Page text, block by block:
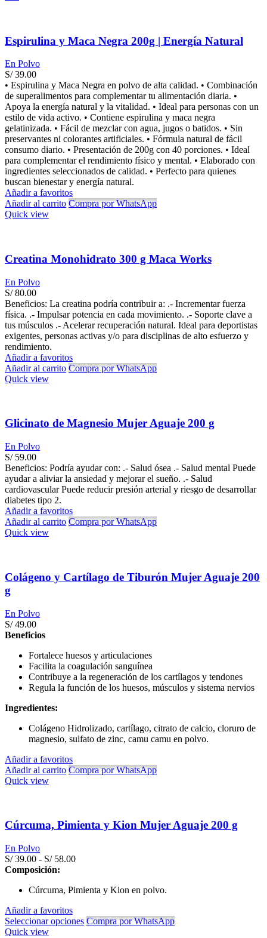
Espirulina y Maca Negra 200g | Energía Natural
En Polvo
S/39.00
• Espirulina y Maca Negra en polvo de alta calidad. • Combinación
de superalimentos para complementar tu alimentación diaria. •
Apoya la energía natural y la vitalidad. • Ideal para personas con un
estilo de vida activo. • Contiene espirulina y maca negra
gelatinizada. • Fácil de mezclar con agua, jugos o batidos. • Sin
preservantes ni colorantes artificiales. • Fórmula natural de fácil
consumo diario. • Presentación de 200g con 40 porciones. • Ideal
para complementar el rendimiento físico y mental. • Elaborado con
ingredientes seleccionados de calidad. • Perfecto para quienes
buscan bienestar y energía natural.
Añadir a favoritos
Añadir al carrito Compra por WhatsApp
Quick view
Creatina Monohidrato 300 g Maca Works
En Polvo
S/80.00
Beneficios: La creatina podría contribuir a: .- Incrementar fuerza
física. .- Impulsar potencia en cada movimiento. .- Soporte clave a
tus músculos .- Acelerar recuperación natural. Ideal para deportistas
exigentes, personas activas y/o para disciplinas de alto esfuerzo y
rendimiento.
Añadir a favoritos
Añadir al carrito Compra por WhatsApp
Quick view
Glicinato de Magnesio Mujer Aguaje 200 g
En Polvo
S/59.00
Beneficios: Podría ayudar con: .- Salud ósea .- Salud mental Puede
ayudar a aliviar la ansiedad y mejorar el sueño. .- Salud
cardiovascular Puede reducir presión arterial y riesgo de desarrollar
diabetes tipo 2.
Añadir a favoritos
Añadir al carrito Compra por WhatsApp
Quick view
Colágeno y Cartílago de Tiburón Mujer Aguaje 200
g
En Polvo
S/49.00
Beneficios
Fortalece huesos y articulaciones
Facilita la coagulación sanguínea
Contribuye a la regeneración de los cartílagos y tendones
Regula la función de los huesos, músculos y sistema nervios
Ingredientes:
Colágeno Hidrolizado, cartílago, citrato de calcio, cloruro de
magnesio, sulfato de zinc, camu camu en polvo.
Añadir a favoritos
Añadir al carrito Compra por WhatsApp
Quick view
Cúrcuma, Pimienta y Kion Mujer Aguaje 200 g
En Polvo
S/39.00 - S/58.00Rango
desde
S/ 58.00
Composición:
Cúrcuma, Pimienta y Kion en polvo.
Añadir a favoritos
Seleccionar opciones Compra por WhatsApp
Quick view